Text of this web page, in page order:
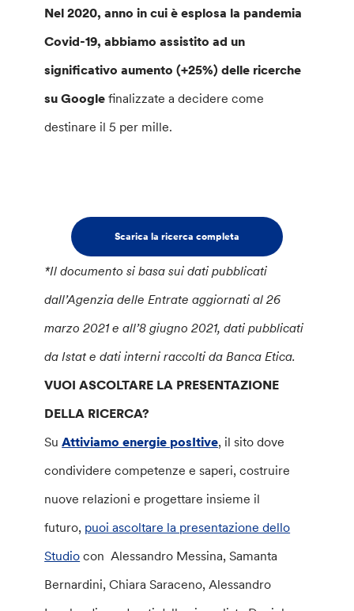
Nel 2020, anno in cui è esplosa la pandemia
Covid-19, abbiamo assistito ad un
significativo aumento (+25%) delle ricerche
su Google finalizzate a decidere come
destinare il 5 per mille.
Scarica la ricerca completa
*Il documento si basa sui dati pubblicati
dall’Agenzia delle Entrate aggiornati al 26
marzo 2021 e all’8 giugno 2021, dati pubblicati
da Istat e dati interni raccolti da Banca Etica.
VUOI ASCOLTARE LA PRESENTAZIONE
DELLA RICERCA?
SuAttiviamo energie posItive, il sito dove
condividere competenze e saperi, costruire
nuove relazioni e progettare insieme il
futuro, puoi ascoltare la presentazione dello
Studio con Alessandro Messina, Samanta
Bernardini, Chiara Saraceno, Alessandro